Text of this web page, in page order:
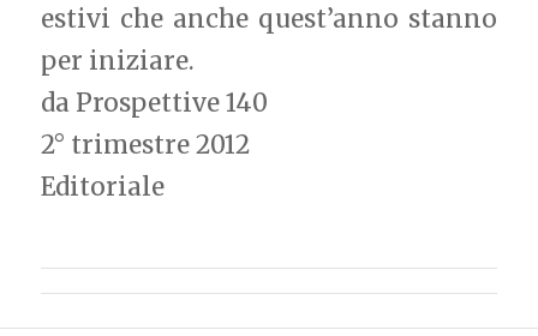
estivi che anche quest’anno stanno
per iniziare.
da Prospettive 140
2° trimestre 2012
Editoriale